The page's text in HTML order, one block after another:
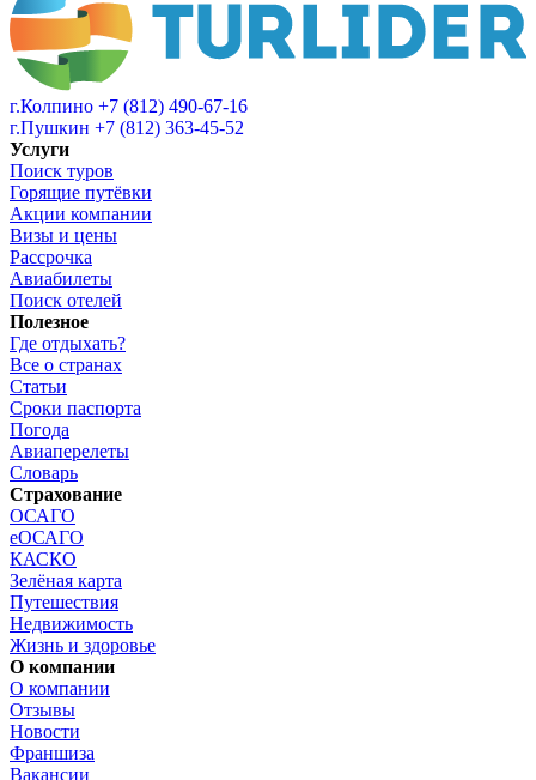
г.Колпино +7 (812) 490-67-16
г.Пушкин +7 (812) 363-45-52
Услуги
Поиск туров
Горящие путёвки
Акции компании
Визы и цены
Рассрочка
Авиабилеты
Поиск отелей
Полезное
Где отдыхать?
Все о странах
Статьи
Сроки паспорта
Погода
Авиаперелеты
Словарь
Страхование
ОСАГО
еОСАГО
КАСКО
Зелёная карта
Путешествия
Недвижимость
Жизнь и здоровье
О компании
О компании
Отзывы
Новости
Франшиза
Вакансии